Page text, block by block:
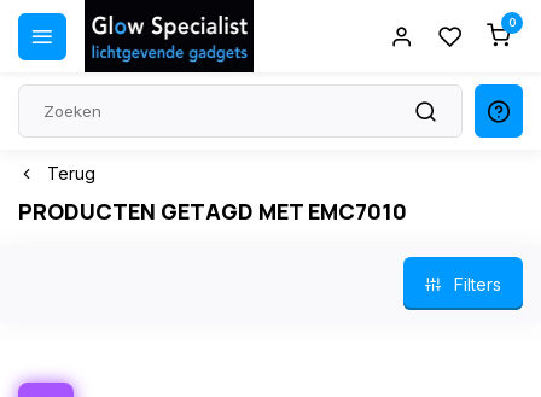
0
Terug
PRODUCTEN GETAGD MET EMC7010
Filters